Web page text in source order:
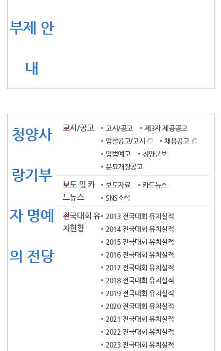
부제 안
내
청양사
랑기부
자 명예
의 전당
고시/공고 고시/공고
제3자 제공공고
입찰공고/고시
채용공고
입법예고
청양군보
분묘개장공고
보도 및 카
드뉴스
보도자료
카드뉴스
SNS소식
전국대회 유
치현황
2013 전국대회 유치실적
2014 전국대회 유치실적
2015 전국대회 유치실적
2016 전국대회 유치실적
2017 전국대회 유치실적
2018 전국대회 유치실적
2019 전국대회 유치실적
2020 전국대회 유치실적
2021 전국대회 유치실적
2022 전국대회 유치실적
2023 전국대회 유치실적